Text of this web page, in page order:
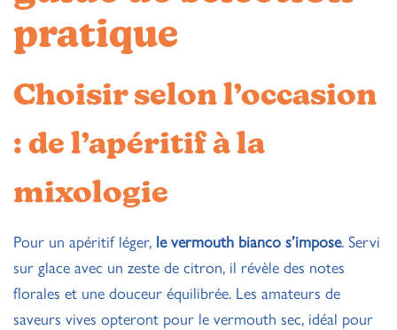
pratique
Choisir selon l’occasion
: de l’apéritif à la
mixologie
Pour un apéritif léger, le vermouth bianco s’impose. Servi
sur glace avec un zeste de citron, il révèle des notes
florales et une douceur équilibrée. Les amateurs de
saveurs vives opteront pour le vermouth sec, idéal pour